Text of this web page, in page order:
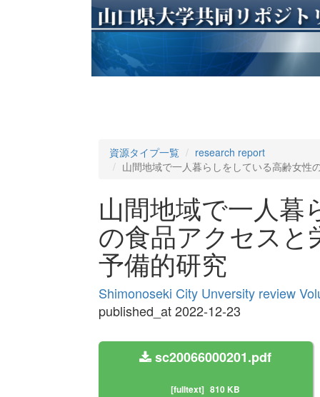
資源タイプ一覧
research report
山間地域で一人暮らしをしている高齢女性
山間地域で一人暮
の食品アクセスと
予備的研究
Shimonoseki City Unversity review
published_at 2022-12-23
sc20066000201.pdf
[fulltext] 810 KB